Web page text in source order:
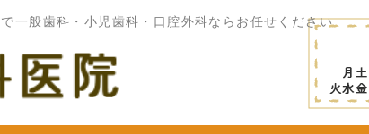
神田歯科医院|千
一般歯科・小児歯科・口腔外科ならお任せください